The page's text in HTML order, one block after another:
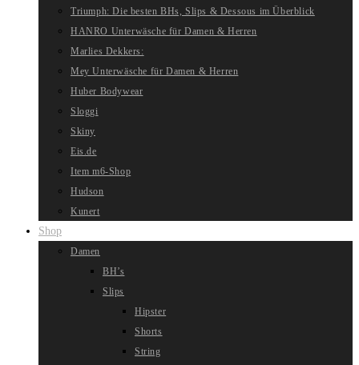
Triumph: Die besten BHs, Slips & Dessous im Überblick
HANRO Unterwäsche für Damen & Herren
Marlies Dekkers:
Mey Unterwäsche für Damen & Herren
Huber Bodywear
Sloggi
Skiny
Eis.de
Item m6-Shop
Hudson
Kunert
Shop
Damen
BH’s
Slips
Hipster
Shorts
String